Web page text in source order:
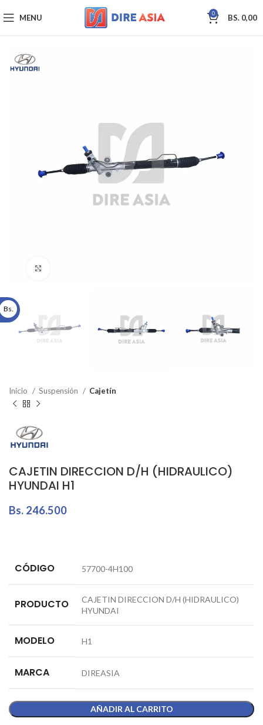
MENU 0 BS. 0,00
Inicio Suspensión Cajetín
CAJETIN DIRECCION D/H (HIDRAULICO)
HYUNDAI H1
Bs. 246.500
CÓDIGO 57700-4H100
PRODUCTO
CAJETIN DIRECCION D/H (HIDRAULICO)
HYUNDAI
MODELO H1
MARCA DIREASIA
AÑADIR AL CARRITO
Bs.